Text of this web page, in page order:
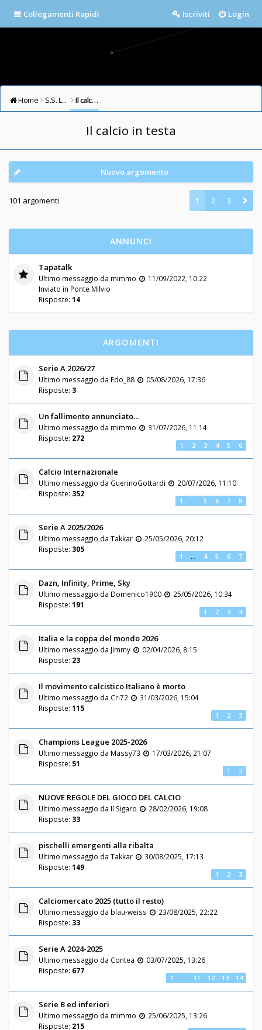
Collegamenti Rapidi Login
Iscriviti
Home S.S. LAZIO FORUM Il calcio in testa
Il calcio in testa
Nuovo argomento
101 argomenti 1 2 3
ANNUNCI
Tapatalk
Ultimo messaggio da mimmo
11/09/2022, 10:22
Inviato in Ponte Milvio
Risposte: 14
ARGOMENTI
Serie A 2026/27
Ultimo messaggio da Edo_88
05/08/2026, 17:36
Risposte: 3
Un fallimento annunciato...
Ultimo messaggio da mimmo
31/07/2026, 11:14
Risposte: 272
1 2 3 4 5 6
Calcio Internazionale
Ultimo messaggio da GuerinoGottardi
20/07/2026, 11:10
Risposte: 352
1 … 5 6 7 8
Serie A 2025/2026
Ultimo messaggio da Takkar
25/05/2026, 20:12
Risposte: 305
1 … 4 5 6 7
Dazn, Infinity, Prime, Sky
Ultimo messaggio da Domenico1900
25/05/2026, 10:34
Risposte: 191
1 2 3 4
Italia e la coppa del mondo 2026
Ultimo messaggio da Jimmy
02/04/2026, 8:15
Risposte: 23
Il movimento calcistico Italiano è morto
Ultimo messaggio da Cri72
31/03/2026, 15:04
Risposte: 115
1 2 3
Champions League 2025-2026
Ultimo messaggio da Massy73
17/03/2026, 21:07
Risposte: 51
1 2
NUOVE REGOLE DEL GIOCO DEL CALCIO
Ultimo messaggio da Il Sigaro
28/02/2026, 19:08
Risposte: 33
pischelli emergenti alla ribalta
Ultimo messaggio da Takkar
30/08/2025, 17:13
Risposte: 149
1 2 3
Calciomercato 2025 (tutto il resto)
Ultimo messaggio da blau-weiss
23/08/2025, 22:22
Risposte: 33
Serie A 2024-2025
Ultimo messaggio da Contea
03/07/2025, 13:26
Risposte: 677
1 … 11 12 13 14
Serie B ed inferiori
Ultimo messaggio da mimmo
25/06/2025, 13:26
Risposte: 215